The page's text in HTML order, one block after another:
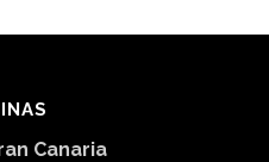
Canaria